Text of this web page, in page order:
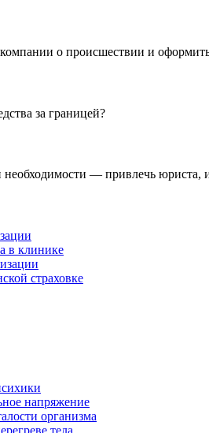
о происшествии и
за границей?
— привлечь юриста,
в клинике
страховке
напряжение
организма